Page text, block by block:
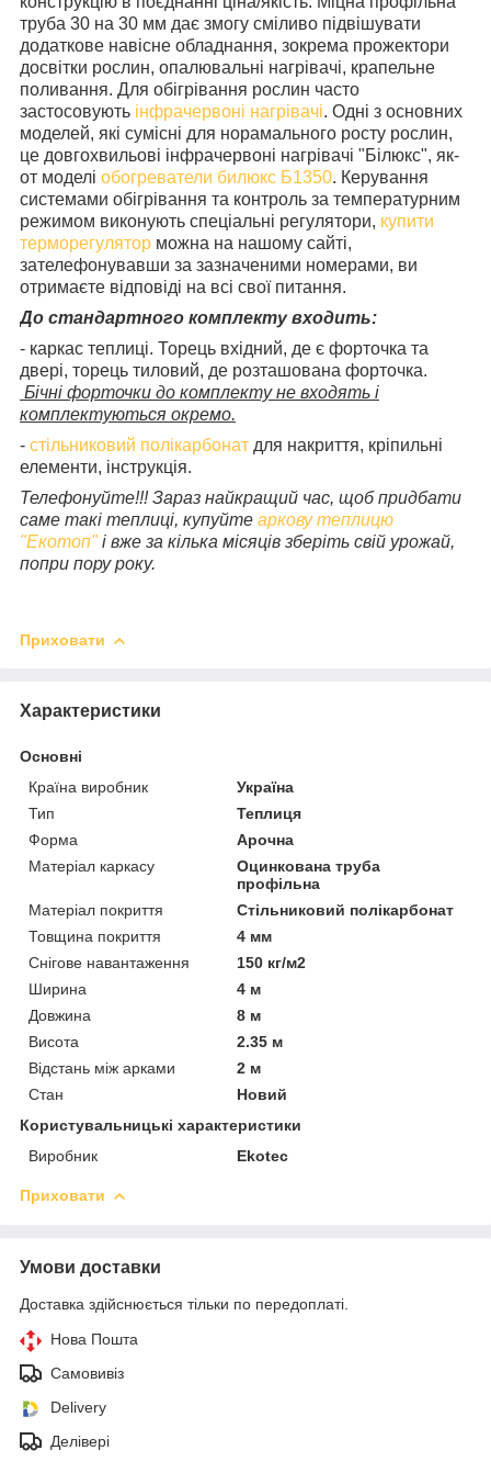
труба 30 на 30 мм дає змогу сміливо підвішувати
додаткове навісне обладнання, зокрема прожектори
досвітки рослин, опалювальні нагрівачі, крапельне
поливання. Для обігрівання рослин часто
застосовують інфрачервоні нагрівачі. Одні з основних
моделей, які сумісні для норамального росту рослин,
це довгохвильові інфрачервоні нагрівачі "Білюкс", як-
от моделі обогреватели билюкс Б1350. Керування
системами обігрівання та контроль за температурним
режимом виконують спеціальні регулятори, купити
терморегулятор можна на нашому сайті,
зателефонувавши за зазначеними номерами, ви
отримаєте відповіді на всі свої питання.
До стандартного комплекту входить:
- каркас теплиці. Торець вхідний, де є форточка та
двері, торець тиловий, де розташована форточка.
Бічні форточки до комплекту не входять і
комплектуються окремо.
- стільниковий полікарбонат для накриття, кріпильні
елементи, інструкція.
Телефонуйте!!! Зараз найкращий час, щоб придбати
саме такі теплиці, купуйте аркову теплицю
"Екотоп"і вже за кілька місяців зберіть свій урожай,
попри пору року.
Приховати
Характеристики
Основні
Країна виробник
Україна
Тип
Теплиця
Форма
Арочна
Матеріал каркасу
Оцинкована труба
профільна
Матеріал покриття
Стільниковий полікарбонат
Товщина покриття
4 мм
Снігове навантаження
150 кг/м2
Ширина
4 м
Довжина
8 м
Висота
2.35 м
Відстань між арками
2 м
Стан
Новий
Користувальницькі характеристики
Виробник
Ekotec
Приховати
Умови доставки
Доставка здійснюється тільки по передоплаті.
Нова Пошта
Самовивіз
Delivery
Делівері